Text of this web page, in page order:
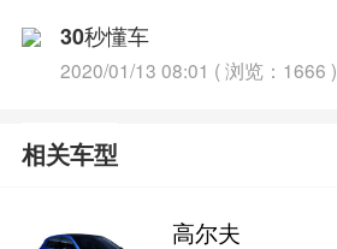
30秒懂车
2020/01/13 08:01 ( 浏览：1666 )
相关车型
高尔夫